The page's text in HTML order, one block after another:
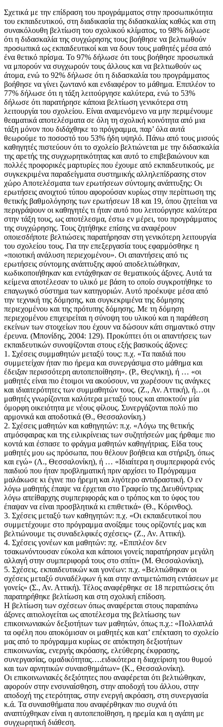
Σχετικά με την επίδραση του προγράμματος στην προσωπικότητα
του εκπαιδευτικού, στη διαδικασία της διδασκαλίας καθώς και στη
συνακόλουθη βελτίωση του σχολικού κλίματος, το 98% δήλωσε
ότι η διδασκαλία της συγχώρησης τους βοήθησε να βελτιωθούν
προσωπικά ως εκπαιδευτικοί και να δουν τους μαθητές μέσα από
ένα θετικό πρίσμα. Το 97% δήλωσε ότι τους βοήθησε προσωπικά
να μπορούν να συγχωρούν τους άλλους και να βελτιωθούν ως
άτομα, ενώ το 92% δήλωσε ότι η διδασκαλία του προγράμματος
βοήθησε να γίνει ζωντανό και ενδιαφέρον το μάθημα. Επιπλέον το
77% δήλωσε ότι η τάξη λειτούργησε καλύτερα, ενώ το 53%
δήλωσε ότι παρατήρησε κάποια βελτίωση γενικότερα στη
λειτουργία του σχολείου. Είναι αναμενόμενο να μην περιμένουμε
θεαματικά αποτελέσματα σε όλη τη σχολική κοινότητα από μια
τάξη μόνον που διδάχθηκε το πρόγραμμα, παρ’ όλα αυτά
θεωρούμε το ποσοστό του 53% ήδη υψηλό. Πάνω από τους μισούς
καθηγητές πιστεύουν ότι το σχολείο βελτιώνεται με την διδασκαλία
της αρετής της συγχωρητικότητας και αυτό το επιβεβαιώνουν και
πολλές προφορικές μαρτυρίες που έχουμε από εκπαιδευτικούς, με
συγκεκριμένα παραδείγματα συστημικής αλληλεπίδρασης στον
χώρο Αποτελέσματα των ερωτήσεων σύντομης ανάπτυξης: Οι
ερωτήσεις ανοιχτού τύπου αφορούσαν κυρίως στην περίπτωση της
θετικής βαθμολόγησης των ερωτήσεων 18 και 19, όπου ζητείται να
περιγράψουν οι καθηγητές τι ήταν αυτό που λειτούργησε καλύτερα
στην τάξη τους, ως αποτέλεσμα, έστω εν μέρει, του προγράμματος
της συγχώρησης. Τους ζητήθηκε επίσης να αναφέρουν
οποιεσδήποτε βελτιώσεις παρατήρησαν στη γενικότερη λειτουργία
του σχολείου τους. Για την επεξεργασία τους εφαρμόσθηκε η
«ποιοτική ανάλυση περιεχομένου». Οι απαντήσεις από τις
ερωτήσεις σύντομης ανάπτυξης αφού αποδελτιώθηκαν,
κωδικοποιήθηκαν και εντάχθηκαν σε θεματικούς άξονες. Αυτά τα
κείμενα αποτέλεσαν το υλικό με βάση το οποίο συγκροτήθηκε το
επαγωγικό σύστημα των κατηγοριών. Αυτό προέκυψε μέσα από
την τεχνική της δόμησης, και συγκεκριμένα της δόμησης
περιεχομένου και της πρότυπης δόμησης. Με τη δόμηση
περιεχομένου επιχειρείται η σύνοψη του υλικού και η παράθεση
εκείνων των στοιχείων που έχουν να δώσουν κάτι σημαντικό στην
έρευνα. (Μπονίδης, 2004: 129). Προκύπτει ότι οι απαντήσεις των
εκπαιδευτικών συνοψίζονται στους εξής βασικούς άξονες:
1. Σχέσεις συμμαθητών μεταξύ τους: π.χ. «Τα παιδιά που
συμμετείχαν ήταν πιο ήρεμα και συνεργάσιμα στο μάθημα και
έδειξαν περισσότερη αυτοπεποίθηση». (Ρ., Θες/νικη), ή … «οι
μαθητές είναι πιο έτοιμοι να ακούσουν, να χωρέσουν τις ανάγκες
και ιδιαιτερότητες των συμμαθητών τους. (Ζ., Αν. Αττική), ή…οι
μαθητές γνωρίζονται καλύτερα μεταξύ τους και αποκτούν μία
όμορφη οικειότητα με νέους φίλους. Συνεργάζονται πολύ πιο
αρμονικά και αποδοτικά (Θ., Θεσσαλονίκη.)
2. Σχέσεις μαθητών και καθηγητών: π.χ. «Λόγω της θετικής
ατμόσφαιρας και της ειλικρίνειας των συζητήσεών μας ήρθαμε πιο
κοντά και έσπασε το φράγμα μαθητών καθηγήτριας. Είδα τους
μαθητές μου ως πρόσωπα, που θέλουν βοήθεια και στήριξη, όπως
και εγώ» (Λ., Θεσσαλονίκη), ή … «Ιδιαίτερα η συμπεριφορά ενός
παιδιού που ήταν προβληματική πριν αρχίσει το Πρόγραμμα
μαλάκωσε κι έγινε πιο ήρεμη και λιγότερο αντιδραστική. Ο εν
λόγω μαθητής έπαψε να έρχεται στο Γραφείο της Διευθύντριας
λόγω απείθαρχης συμπεριφοράς και ο τρόπος και το ύφος του
έπαψαν να είναι προσβλητικά κι επιθετικά» (Θ., Κόρινθος).
3. Σχέσεις μεταξύ των καθηγητών: π.χ. «Οι εκπαιδευτικοί που
συμμετέχουμε στο πρόγραμμα ανοίξαμε τους ορίζοντές μας και
βελτιώνουμε τις συναδελφικές σχέσεις» (Ζ., Αν. Αττική).
4. Σχέσεις γονέων και μαθητών: πχ. «Επιπλέον δεν
τσακωνόντουσαν εύκολα και κάποιοι γονείς παρατήρησαν μεγάλη
αλλαγή στην συμπεριφορά τους στο σπίτι» (Μ. Θεσσαλονίκη),
5. Σχέσεις. εκπαιδευτικών και γονέων: π.χ. «Βελτιώθηκαν οι
σχέσεις μεταξύ συναδέλφων ή και στην αντιμετώπιση εντάσεων με
γονείς» (Σ., Αν. Αττική). Τέλος αναφέρθηκε σε 18 περιπτώσεις ότι
παρατηρήθηκε βελτίωση και στη σχολική επίδοση.
Η βελτίωση των σχέσεων όπως αναφέρεται στους παραπάνω
άξονες αιτιολογείται ως αποτέλεσμα της βελτίωσης των
επικοινωνιακών δεξιοτήτων των μαθητών, όπως π.χ.: «Πολλαπλά
τα οφέλη που αποκόμισαν οι μαθητές και κατ’ επέκταση το σχολείο
μας από το πρόγραμμα κυρίως σε απόκτηση δεξιοτήτων
επικοινωνίας, ενεργής ακρόασης, ελεύθερης έκφρασης,
συνεργασίας, ομαδικότητας….ειδικότερα η διαχείριση του θυμού
και των αρνητικών συναισθημάτων» (Κ., Θεσσαλονίκη).
Οι επικοινωνιακές δεξιότητες που αναφέρεται ότι βελτιώθηκαν,
αφορούν στην ενσυναίσθηση, στην αποδοχή του άλλου, στην
αποδοχή της ετερότητας, στην ενεργή ακρόαση, στη συνεργασία
κ.ά. Τα συναισθήματα που αναφέρθηκαν πιο συχνά ότι
αναπτύχθηκαν είναι η αυτοπεποίθηση, η ηρεμία και η αγάπη με
συγχωρητική διάθεση.